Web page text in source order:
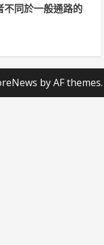
不同於一般通路的
by AF themes.